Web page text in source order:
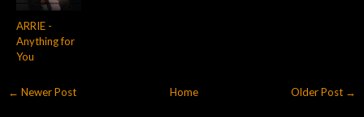
ARRIE -
Anything for
You
← Newer Post Older Post →
Home